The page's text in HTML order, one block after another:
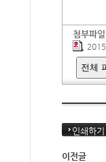
첨부파일
전체
인쇄하기
이전글